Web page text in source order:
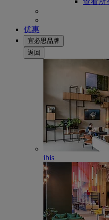
优惠
宜必思品牌
返回
ibis